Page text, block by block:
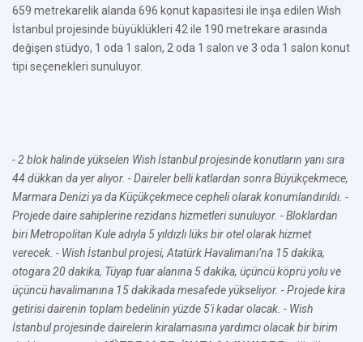
659 metrekarelik alanda 696 konut kapasitesi ile inşa edilen Wish
İstanbul projesinde büyüklükleri 42 ile 190 metrekare arasında
değişen stüdyo, 1 oda 1 salon, 2 oda 1 salon ve 3 oda 1 salon konut
tipi seçenekleri sunuluyor.
- 2 blok halinde yükselen Wish İstanbul projesinde konutların yanı sıra
44 dükkan da yer alıyor. - Daireler belli katlardan sonra Büyükçekmece,
Marmara Denizi ya da Küçükçekmece cepheli olarak konumlandırıldı. -
Projede daire sahiplerine rezidans hizmetleri sunuluyor. - Bloklardan
biri Metropolitan Kule adıyla 5 yıldızlı lüks bir otel olarak hizmet
verecek. - Wish İstanbul projesi, Atatürk Havalimanı’na 15 dakika,
otogara 20 dakika, Tüyap fuar alanına 5 dakika, üçüncü köprü yolu ve
üçüncü havalimanına 15 dakikada mesafede yükseliyor. - Projede kira
getirisi dairenin toplam bedelinin yüzde 5'i kadar olacak. - Wish
İstanbul projesinde dairelerin kiralamasına yardımcı olacak bir birim